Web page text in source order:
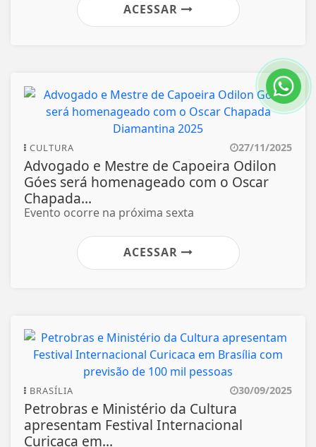
ACESSAR
CULTURA 27/11/2025
Advogado e Mestre de Capoeira Odilon
Góes será homenageado com o Oscar
Chapada...
Evento ocorre na próxima sexta
ACESSAR
BRASÍLIA 30/09/2025
Petrobras e Ministério da Cultura
apresentam Festival Internacional
Curicaca em...